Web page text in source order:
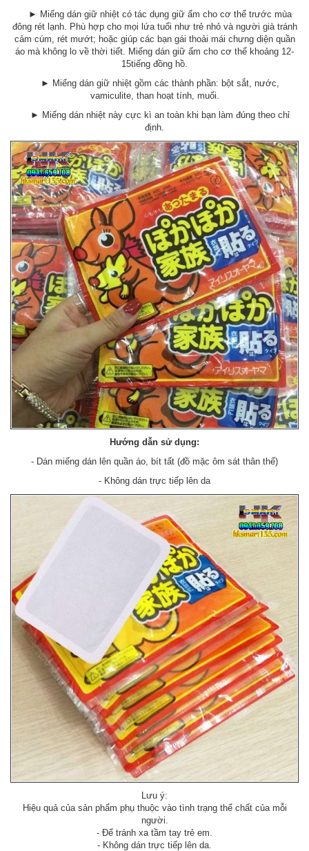
► Miếng dán giữ nhiệt có tác dụng giữ ấm cho cơ thể trước mùa
đông rét lạnh. Phù hợp cho mọi lứa tuổi như trẻ nhỏ và người già tránh
cảm cúm, rét mướt; hoặc giúp các bạn gái thoải mái chưng diện quần
áo mà không lo về thời tiết. Miếng dán giữ ấm cho cơ thể khoảng 12-
15tiếng đồng hồ.
► Miếng dán giữ nhiệt gồm các thành phần: bột sắt, nước,
vamiculite, than hoạt tính, muối.
► Miếng dán nhiệt này cực kì an toàn khi bạn làm đúng theo chỉ
định.
Hướng dẫn sử dụng:
- Dán miếng dán lên quần áo, bít tất (đồ mặc ôm sát thân thể)
- Không dán trực tiếp lên da
Lưu ý:
Hiệu quả của sản phẩm phụ thuộc vào tình trạng thể chất của mỗi
người.
- Để tránh xa tầm tay trẻ em.
- Không dán trực tiếp lên da.